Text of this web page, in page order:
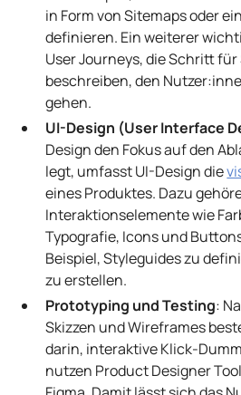
in Form von Sitemaps oder
definieren. Ein weiterer
User Journeys, die Schritt
beschreiben, den
gehen.
UI-Design (User Interface
Design den Fokus auf den
legt, umfasst UI-Design die
eines Produktes. Dazu
Interaktionselemente wie
Typografie, Icons und
Beispiel, Styleguides zu
zu erstellen.
Prototyping und Testing:
Skizzen und Wireframes
darin, interaktive Klick-
nutzen Product Designer